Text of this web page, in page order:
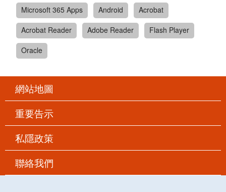
Microsoft 365 Apps
Android
Acrobat
Acrobat Reader
Adobe Reader
Flash Player
Oracle
網站地圖
重要告示
私隱政策
聯絡我們